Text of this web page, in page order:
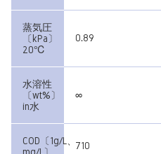
蒸気圧
〔kPa〕
20℃
0.89
水溶性
〔wt%〕
in水
∞
COD〔1g/L、710